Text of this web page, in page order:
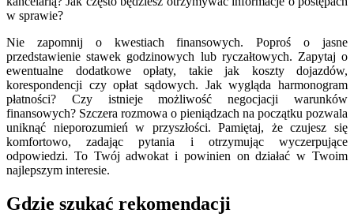
w sprawie?
Nie zapomnij o kwestiach finansowych. Poproś o jasne
przedstawienie stawek godzinowych lub ryczałtowych. Zapytaj o
ewentualne dodatkowe opłaty, takie jak koszty dojazdów,
korespondencji czy opłat sądowych. Jak wygląda harmonogram
płatności? Czy istnieje możliwość negocjacji warunków
finansowych? Szczera rozmowa o pieniądzach na początku pozwala
uniknąć nieporozumień w przyszłości. Pamiętaj, że czujesz się
komfortowo, zadając pytania i otrzymując wyczerpujące
odpowiedzi. To Twój adwokat i powinien on działać w Twoim
najlepszym interesie.
Gdzie szukać rekomendacji